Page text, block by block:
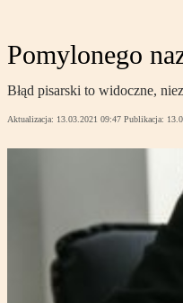
Pomylonego
Błąd pisarski to widoczne,
Aktualizacja: 13.03.2021 09:47 Publikacja: